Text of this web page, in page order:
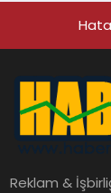
Reklam &